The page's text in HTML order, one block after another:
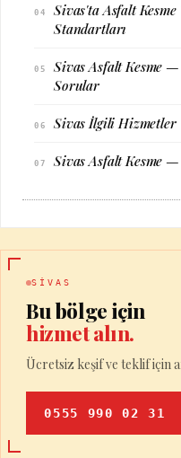
04
Sivas'ta Asfalt
Standartları
05
Sivas Asfalt Kesme
Sorular
06 Sivas İlgili Hizmetler
07 Sivas Asfalt Kesme
SIVAS
Bu bölge için
hizmet alın.
Ücretsiz keşif ve teklif için
0555 990 02 31